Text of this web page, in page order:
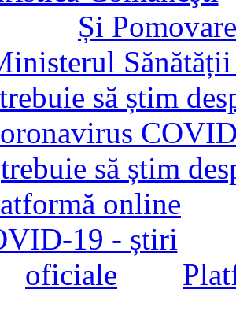
Și
trebuie să știm